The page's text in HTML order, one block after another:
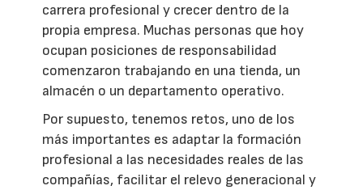
carrera profesional y crecer dentro de la
propia empresa. Muchas personas que hoy
ocupan posiciones de responsabilidad
comenzaron trabajando en una tienda, un
almacén o un departamento operativo.
Por supuesto, tenemos retos, uno de los
más importantes es adaptar la formación
profesional a las necesidades reales de las
compañías, facilitar el relevo generacional y